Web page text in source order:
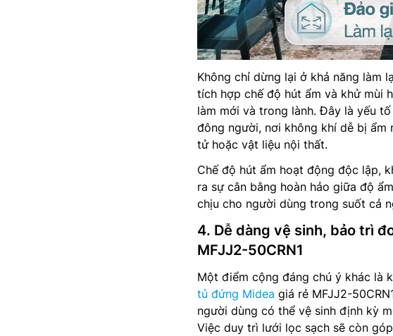
Không chỉ dừng lại ở khả năng làm
tích hợp chế độ hút ẩm và khử mùi
làm mới và trong lành. Đây là yếu
đông người, nơi không khí dễ bị
tử hoặc vật liệu nội thất.
Chế độ hút ẩm hoạt động độc lập,
ra sự cân bằng hoàn hảo giữa độ
chịu cho người dùng trong suốt cả
4. Dễ dàng vệ sinh, bảo trì
MFJJ2-50CRN1
Một điểm cộng đáng chú ý khác là
tủ đứng Midea giá rẻ MFJJ2-
người dùng có thể vệ sinh định kỳ
Việc duy trì lưới lọc sạch sẽ còn